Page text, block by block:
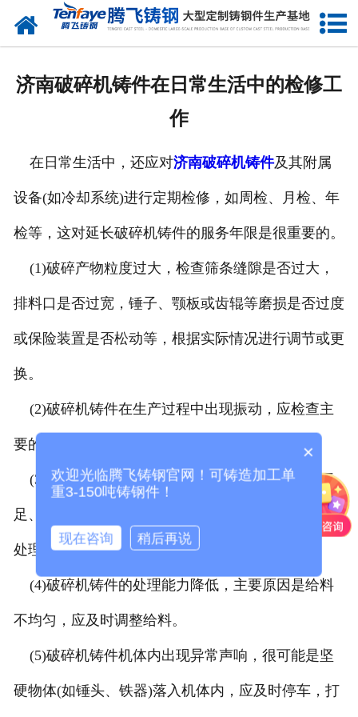
网站首页
生产能力
联系我们
济南破碎机铸件在日常生活中的检修工
作
在日常生活中，还应对济南破碎机铸件及其附属
设备(如冷却系统)进行定期检修，如周检、月检、年
检等，这对延长破碎机铸件的服务年限是很重要的。
(1)破碎产物粒度过大，检查筛条缝隙是否过大，
排料口是否过宽，锤子、颚板或齿辊等磨损是否过度
或保险装置是否松动等，根据实际情况进行调节或更
换。
(2)破碎机铸件在生产过程中出现振动，应检查主
要的螺母是否过松，并及时进行紧固。
(3)破碎机铸件主轴承温度过高，可能是润滑油不
足、润滑油污染或轴承损坏，可根据相应的原因进行
处理。
(4)破碎机铸件的处理能力降低，主要原因是给料
不均匀，应及时调整给料。
(5)破碎机铸件机体内出现异常声响，很可能是坚
硬物体(如锤头、铁器)落入机体内，应及时停车，打
×
欢迎光临腾飞铸钢官网！可铸造加工单
重3-150吨铸钢件！
现在咨询 稍后再说